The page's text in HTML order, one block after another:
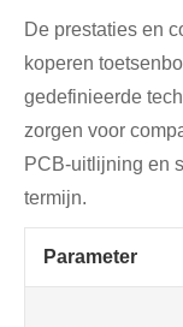
De prestaties en
koperen
gedefinieerde
zorgen voor
PCB-uitlijning en
termijn.
Parameter